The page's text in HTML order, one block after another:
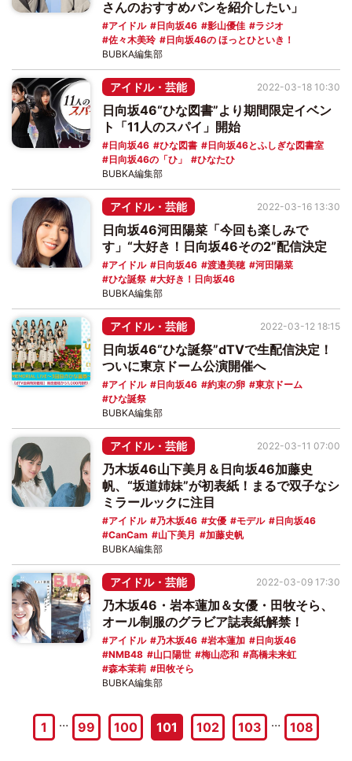
さんのおすすめパンを紹介したい」
アイドル 日向坂46 影山優佳
ラジオ
佐々木美玲
日向坂46の ほっとひといき！
BUBKA編集部
アイドル・芸能
日向坂46“ひな図書”より期間限定イベン
ト「11人のスパイ」開始
日向坂46 ひな図書
日向坂46とふしぎな図書室
日向坂46の「ひ」
ひなたひ
2022-03-18 10:30
BUBKA編集部
アイドル・芸能
日向坂46河田陽菜「今回も楽しみで
す」“大好き！日向坂46その2”配信決定
アイドル 日向坂46 渡邉美穂
河田陽菜
ひな誕祭
大好き！日向坂46
2022-03-16 13:30
BUBKA編集部
アイドル・芸能
日向坂46“ひな誕祭”dTVで生配信決定！
ついに東京ドーム公演開催へ
アイドル 日向坂46 約束の卵
東京ドーム
ひな誕祭
2022-03-12 18:15
BUBKA編集部
アイドル・芸能
乃木坂46山下美月＆日向坂46加藤史
帆、“坂道姉妹”が初表紙！まるで双子なシ
ミラールックに注目
アイドル 乃木坂46 女優 モデル
日向坂46
CanCam
山下美月 加藤史帆
2022-03-11 07:00
BUBKA編集部
アイドル・芸能
乃木坂46・岩本蓮加＆女優・田牧そら、
オール制服のグラビア誌表紙解禁！
アイドル 乃木坂46 岩本蓮加
日向坂46
NMB48
山口陽世 梅山恋和
髙橋未来虹
森本茉莉
田牧そら
2022-03-09 17:30
BUBKA編集部
1 … 99 100 101 102 103 … 108